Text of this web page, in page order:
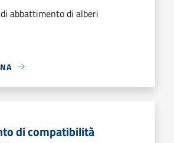
abbattimento di alberi
di compatibilità